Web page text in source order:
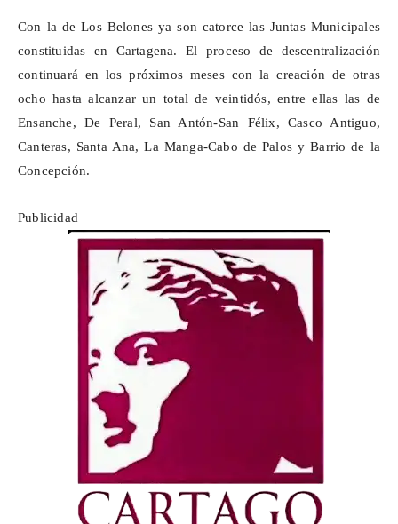
Con la de Los Belones ya son catorce las Juntas Municipales
constituidas en Cartagena. El proceso de descentralización
continuará en los próximos meses con la creación de otras
ocho hasta alcanzar un total de veintidós, entre ellas las de
Ensanche, De Peral, San Antón-San Félix, Casco Antiguo,
Canteras, Santa Ana, La Manga-Cabo de Palos y Barrio de la
Concepción.
Publicidad